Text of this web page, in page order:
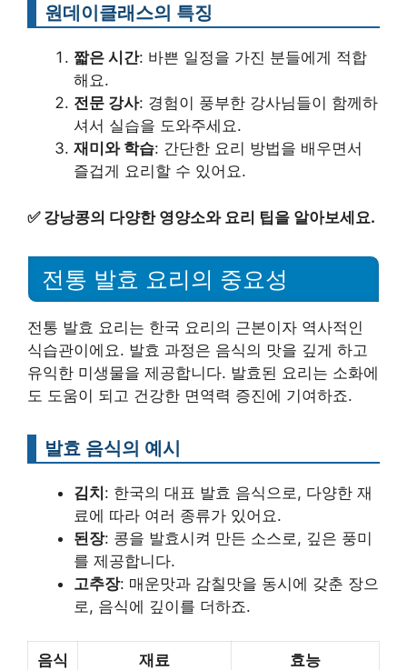
원데이클래스의 특징
짧은 시간: 바쁜 일정을 가진 분들에게 적합
해요.
전문 강사: 경험이 풍부한 강사님들이 함께하
셔서 실습을 도와주세요.
재미와 학습: 간단한 요리 방법을 배우면서
즐겁게 요리할 수 있어요.
✅ 강낭콩의 다양한 영양소와 요리 팁을 알아보세요.
전통 발효 요리의 중요성
전통 발효 요리는 한국 요리의 근본이자 역사적인
식습관이에요. 발효 과정은 음식의 맛을 깊게 하고
유익한 미생물을 제공합니다. 발효된 요리는 소화에
도 도움이 되고 건강한 면역력 증진에 기여하죠.
발효 음식의 예시
김치: 한국의 대표 발효 음식으로, 다양한 재
료에 따라 여러 종류가 있어요.
된장: 콩을 발효시켜 만든 소스로, 깊은 풍미
를 제공합니다.
고추장: 매운맛과 감칠맛을 동시에 갖춘 장으
로, 음식에 깊이를 더하죠.
음식 재료 효능